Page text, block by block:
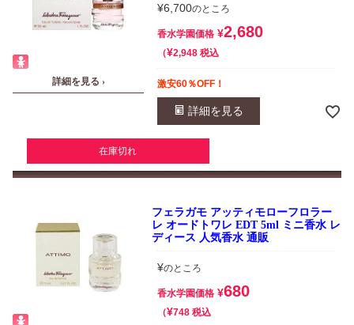
詳細を見る ›
¥6,700のところ
香水学園価格 ¥2,680
¥2,948 税込
激安60％OFF！
詳細を見る
在庫切れ
フェラガモ アッティモローフロラー
レ オードトワレ EDT 5ml ミニ香水 レ
ディース 人気香水 通販
¥のところ
香水学園価格 ¥680
¥748 税込